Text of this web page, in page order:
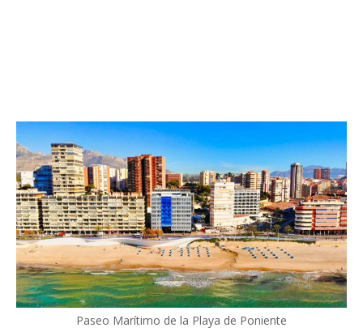
Paseo Marítimo de la Playa de Poniente